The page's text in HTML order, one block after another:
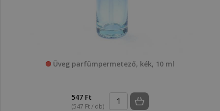
Üveg parfümpermetező, kék, 10 ml
547 Ft
(547 Ft / db)